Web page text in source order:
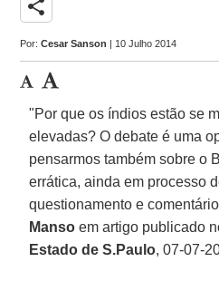
share
Por:Cesar Sanson | 10 Julho 2014
"Por que os índios estão se
elevadas? O debate é uma
pensarmos também sobre o
errática, ainda em processo
questionamento e
Manso em artigo publicado
Estado de S.Paulo, 07-07-